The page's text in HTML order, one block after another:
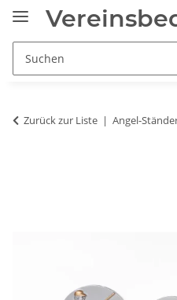
Zurück zur Liste Angel-